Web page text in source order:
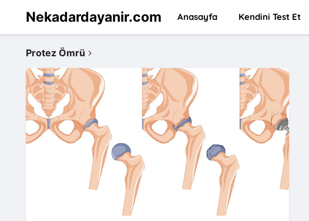
Nekadardayanir.com Anasayfa Kendini Test Et
Protez Ömrü